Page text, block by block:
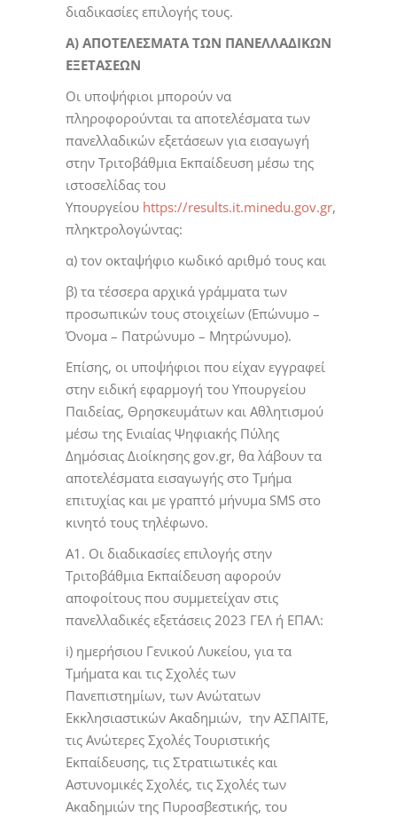
διαδικασίες επιλογής τους.
Α) ΑΠΟΤΕΛΕΣΜΑΤΑ ΤΩΝ ΠΑΝΕΛΛΑΔΙΚΩΝ
ΕΞΕΤΑΣΕΩΝ
Οι υποψήφιοι μπορούν να
πληροφορούνται τα αποτελέσματα των
πανελλαδικών εξετάσεων για εισαγωγή
στην Τριτοβάθμια Εκπαίδευση μέσω της
ιστοσελίδας του
Υπουργείου https://results.it.minedu.gov.gr,
πληκτρολογώντας:
α) τον οκταψήφιο κωδικό αριθμό τους και
β) τα τέσσερα αρχικά γράμματα των
προσωπικών τους στοιχείων (Επώνυμο –
Όνομα – Πατρώνυμο – Μητρώνυμο).
Επίσης, οι υποψήφιοι που είχαν εγγραφεί
στην ειδική εφαρμογή του Υπουργείου
Παιδείας, Θρησκευμάτων και Αθλητισμού
μέσω της Ενιαίας Ψηφιακής Πύλης
Δημόσιας Διοίκησης gov.gr, θα λάβουν τα
αποτελέσματα εισαγωγής στο Τμήμα
επιτυχίας και με γραπτό μήνυμα SMS στο
κινητό τους τηλέφωνο.
Α1. Οι διαδικασίες επιλογής στην
Τριτοβάθμια Εκπαίδευση αφορούν
αποφοίτους που συμμετείχαν στις
πανελλαδικές εξετάσεις 2023 ΓΕΛ ή ΕΠΑΛ:
i) ημερήσιου Γενικού Λυκείου, για τα
Τμήματα και τις Σχολές των
Πανεπιστημίων, των Ανώτατων
Εκκλησιαστικών Ακαδημιών, την ΑΣΠΑΙΤΕ,
τις Ανώτερες Σχολές Τουριστικής
Εκπαίδευσης, τις Στρατιωτικές και
Αστυνομικές Σχολές, τις Σχολές των
Ακαδημιών της Πυροσβεστικής, του